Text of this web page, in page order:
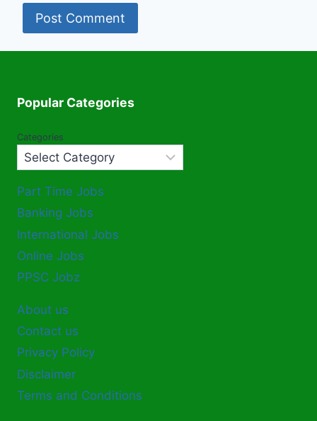
Popular Categories
Categories
Part Time Jobs
Banking Jobs
International Jobs
Online Jobs
PPSC Jobz
About us
Contact us
Privacy Policy
Disclaimer
Terms and Conditions